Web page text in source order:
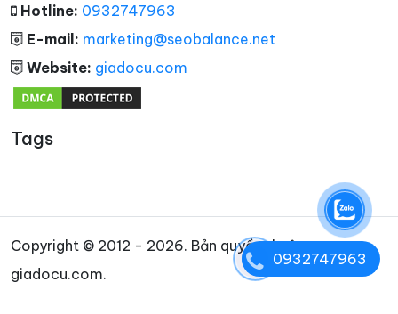
Hotline: 0932747963
E-mail: marketing@seobalance.net
Website: giadocu.com
Tags
Copyright © 2012 - 2026. Bản quyền thuộc
giadocu.com.
0932747963